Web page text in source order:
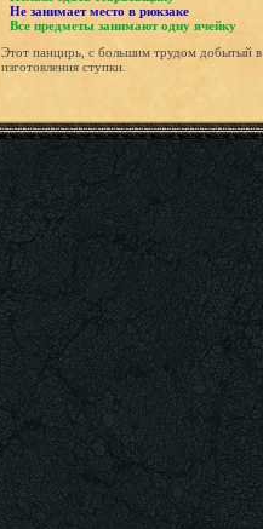
Не занимает место в рюкзаке
Все предметы занимают одну ячейку
Этот панцирь, с большим трудом добытый
изготовления ступки.